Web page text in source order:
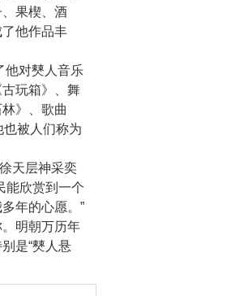
果楔、酒
他作品丰
对僰人音乐
玩箱》、舞
》、歌曲
也被人们称为
天层神采奕
能欣赏到一个
年的心愿。”
明朝万历年
是“僰人悬